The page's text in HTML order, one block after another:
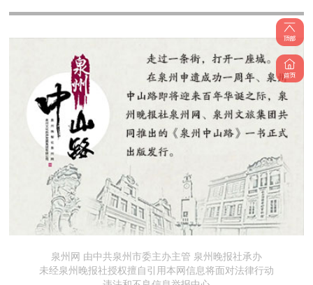
泉州网 由中共泉州市委主办主管 泉州晚报社承办
未经泉州晚报社授权擅自引用本网信息将面对法律行动